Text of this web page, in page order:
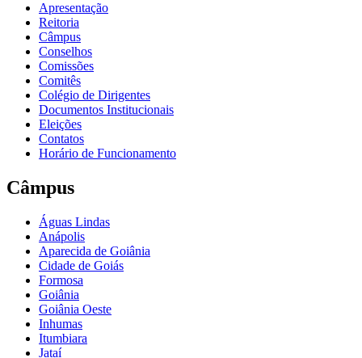
Apresentação
Reitoria
Câmpus
Conselhos
Comissões
Comitês
Colégio de Dirigentes
Documentos Institucionais
Eleições
Contatos
Horário de Funcionamento
Câmpus
Águas Lindas
Anápolis
Aparecida de Goiânia
Cidade de Goiás
Formosa
Goiânia
Goiânia Oeste
Inhumas
Itumbiara
Jataí